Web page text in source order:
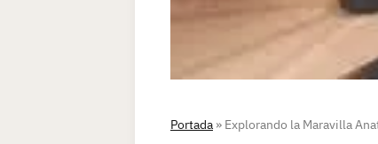
Portada » Explorando la Maravilla